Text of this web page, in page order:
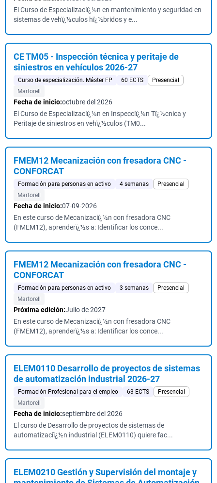
El Curso de Especializaciï¿½n en mantenimiento y seguridad en
sistemas de vehï¿½culos hï¿½bridos y e...
CE TM05 - Inspección técnica y peritaje de
siniestros en vehículos 2026-27
Curso de especialización. Máster FP 60 ECTS
Presencial
Martorell
Fecha de inicio:octubre del 2026
El Curso de Especializaciï¿½n en Inspecciï¿½n Tï¿½cnica y
Peritaje de siniestros en vehï¿½culos (TM0...
FMEM12 Mecanización con fresadora CNC -
CONFORCAT
Formación para personas en activo 4 semanas
Presencial
Martorell
Fecha de inicio:07-09-2026
En este curso de Mecanizaciï¿½n con fresadora CNC
(FMEM12), aprenderï¿½s a: Identificar los conce...
FMEM12 Mecanización con fresadora CNC -
CONFORCAT
Formación para personas en activo 3 semanas
Presencial
Martorell
Próxima edición:Julio de 2027
En este curso de Mecanizaciï¿½n con fresadora CNC
(FMEM12), aprenderï¿½s a: Identificar los conce...
ELEM0110 Desarrollo de proyectos de sistemas
de automatización industrial 2026-27
Formación Profesional para el empleo 63 ECTS
Presencial
Martorell
Fecha de inicio:septiembre del 2026
El curso de Desarrollo de proyectos de sistemas de
automatizaciï¿½n industrial (ELEM0110) quiere fac...
ELEM0210 Gestión y Supervisión del montaje y